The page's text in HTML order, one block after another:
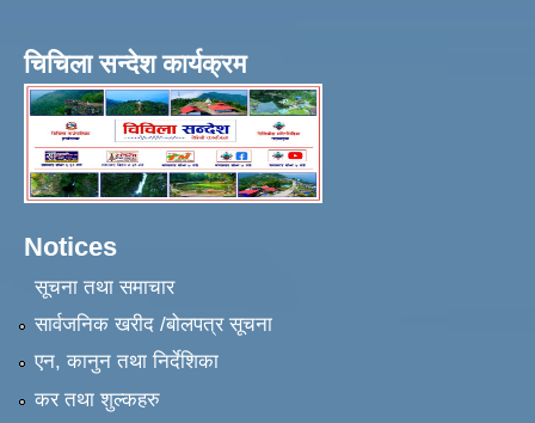
चिचिला सन्देश कार्यक्रम
Notices
सूचना तथा समाचार
सार्वजनिक खरीद /बोलपत्र सूचना
एन, कानुन तथा निर्देशिका
कर तथा शुल्कहरु